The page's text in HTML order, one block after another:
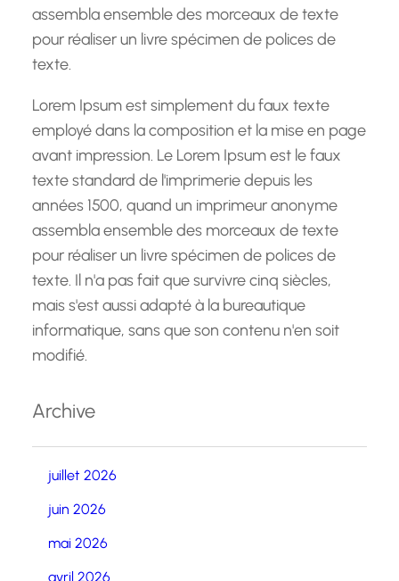
assembla ensemble des morceaux de texte
pour réaliser un livre spécimen de polices de
texte.
Lorem Ipsum est simplement du faux texte
employé dans la composition et la mise en page
avant impression. Le Lorem Ipsum est le faux
texte standard de l'imprimerie depuis les
années 1500, quand un imprimeur anonyme
assembla ensemble des morceaux de texte
pour réaliser un livre spécimen de polices de
texte. Il n'a pas fait que survivre cinq siècles,
mais s'est aussi adapté à la bureautique
informatique, sans que son contenu n'en soit
modifié.
Archive
juillet 2026
juin 2026
mai 2026
avril 2026